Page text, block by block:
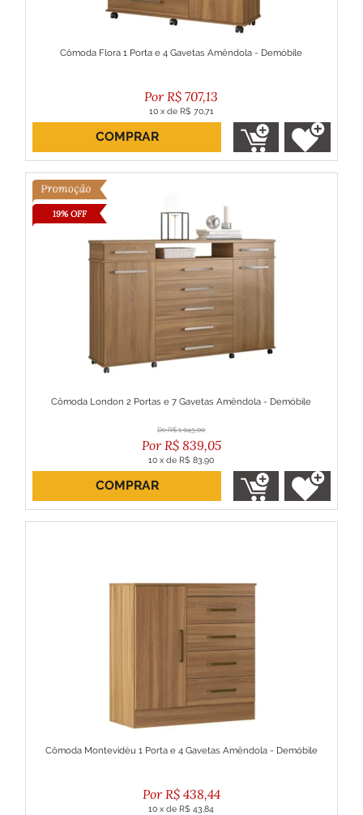
Cômoda Flora 1 Porta e 4 Gavetas Amêndola - Demóbile
R$ 707,13
10 x de R$ 70,71
ou R$ 636,42 no boleto
COMPRAR
19% OFF
Cômoda London 2 Portas e 7 Gavetas Amêndola - Demóbile
R$ 1.045,00
R$ 839,05
10 x de R$ 83,90
ou R$ 755,14 no boleto
COMPRAR
Cômoda Montevidéu 1 Porta e 4 Gavetas Amêndola - Demóbile
R$ 438,44
10 x de R$ 43,84